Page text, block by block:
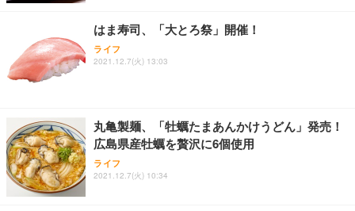
はま寿司、「大とろ祭」開催！
ライフ
2021.12.7(火) 13:03
丸亀製麺、「牡蠣たまあんかけうどん」発売！
広島県産牡蠣を贅沢に6個使用
ライフ
2021.12.7(火) 10:34